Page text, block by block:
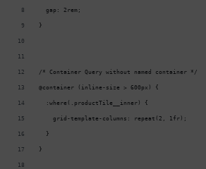
  gap: 2rem;
}
/* Container Query without named container */
@container (inline-size > 600px) {
  :where(.productTile__inner) {
    grid-template-columns: repeat(2, 1fr);
  }
}